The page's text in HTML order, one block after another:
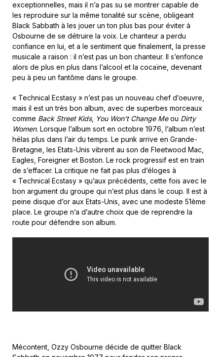
exceptionnelles, mais il n’a pas su se montrer capable de
les reproduire sur la même tonalité sur scène, obligeant
Black Sabbath à les jouer un ton plus bas pour éviter à
Osbourne de se détruire la voix. Le chanteur a perdu
confiance en lui, et a le sentiment que finalement, la presse
musicale a raison : il n’est pas un bon chanteur. Il s’enfonce
alors de plus en plus dans l’alcool et la cocaïne, devenant
peu à peu un fantôme dans le groupe.
« Technical Ecstasy » n’est pas un nouveau chef d’oeuvre,
mais il est un très bon album, avec de superbes morceaux
comme Back Street Kids, You Won’t Change Meou Dirty
Women. Lorsque l’album sort en octobre 1976, l’album n’est
hélas plus dans l’air du temps. Le punk arrive en Grande-
Bretagne, les Etats-Unis vibrent au son de Fleetwood Mac,
Eagles, Foreigner et Boston. Le rock progressif est en train
de s’effacer. La critique ne fait pas plus d’éloges à
« Technical Ecstasy » qu’aux précédents, cette fois avec le
bon argument du groupe qui n’est plus dans le coup. Il est à
peine disque d’or aux Etats-Unis, avec une modeste 51ème
place. Le groupe n’a d’autre choix que de reprendre la
route pour défendre son album.
Mécontent, Ozzy Osbourne décide de quitter Black